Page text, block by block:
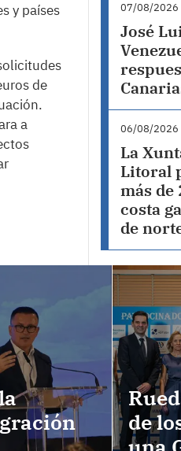
y países
de
a
07/08/2026
José
06/08/2026
La
Litoral
más
costa
de
de